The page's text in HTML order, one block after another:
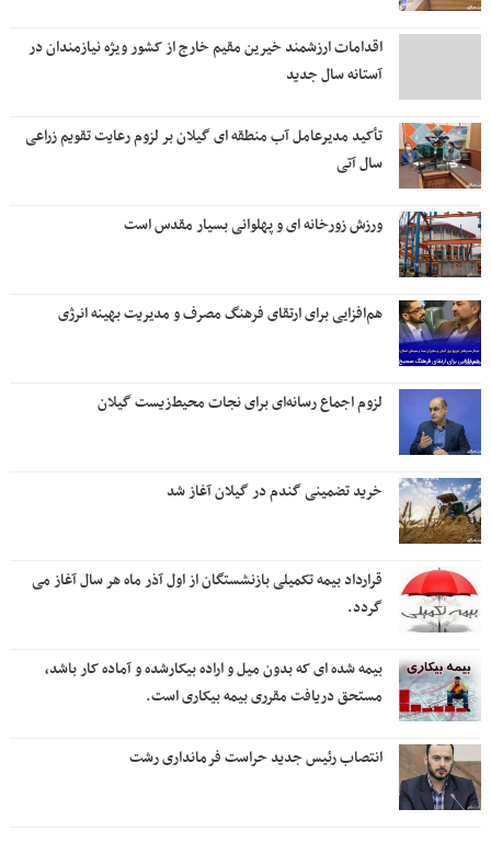
اقدامات ارزشمند خیرین مقیم خارج از کشور ویژه نیازمندان در
آستانه سال جدید
تأکید مدیرعامل آب منطقه ای گیلان بر لزوم رعایت تقویم زراعی‌
سال آتی
ورزش زورخانه ای و پهلوانی بسیار مقدس است
هم‌افزایی برای ارتقای فرهنگ مصرف و مدیریت بهینه انرژی
لزوم اجماع رسانه‌ای برای نجات محیط‌زیست گیلان
خرید تضمینی گندم در گیلان آغاز شد
قرارداد بیمه تکمیلی بازنشستگان از اول آذر ماه هر سال آغاز می
گردد.
بیمه شده ای که بدون میل و اراده بیکارشده و آماده کار باشد،
مستحق دریافت مقرری بیمه بیکاری است.
انتصاب رئیس جدید حراست فرمانداری رشت